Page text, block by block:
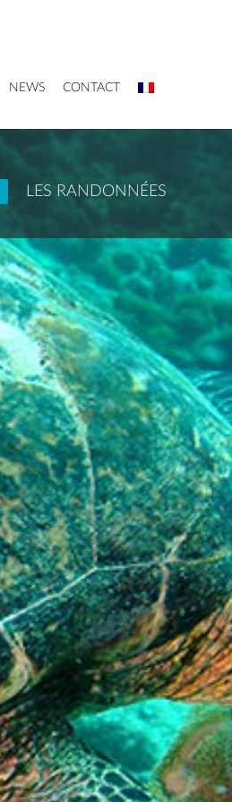
NEWS CONTACT
LES RANDONNÉES